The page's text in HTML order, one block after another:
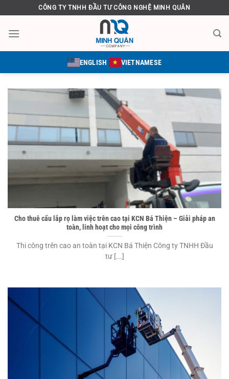
qua
nội
CÔNG TY TNHH ĐẦU TƯ CÔNG NGHỆ MINH QUÂN
ENGLISH VIETNAMESE
Cho thuê cẩu lắp rọ làm việc trên cao tại KCN Bá Thiện – Giải pháp an
toàn, linh hoạt cho mọi công trình
Thi công trên cao an toàn tại KCN Bá Thiện Công ty TNHH Đầu
tư [...]